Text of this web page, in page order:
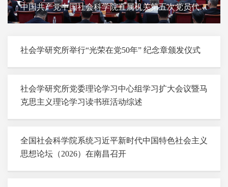
中国共产党中国社会科学院直属机关第五次党员代表
大会召开
社会学研究所举行“光荣在党50年” 纪念章颁发仪式
社会学研究所党委理论学习中心组学习扩大会议暨马
克思主义理论学习读书班活动综述
全国社会科学院系统习近平新时代中国特色社会主义
思想论坛（2026）在南昌召开